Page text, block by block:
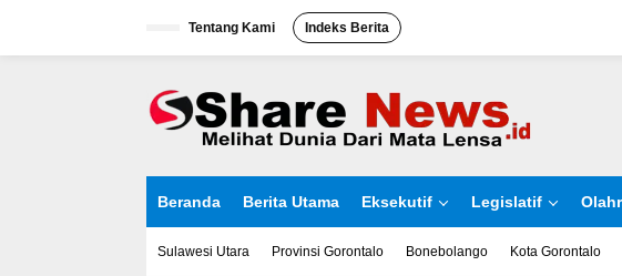
Tentang Kami Indeks Berita
Beranda Berita Utama Eksekutif Legislatif
Sulawesi Utara Provinsi Gorontalo Bonebolango Kota Gorontalo